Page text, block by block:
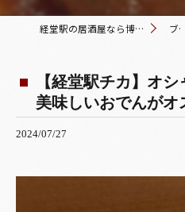
経堂駅の居酒屋なら博多おでんと黒毛和牛の店 くろこ ブログ
【経堂駅チカ】オ
美味しいおでんがオ
2024/07/27